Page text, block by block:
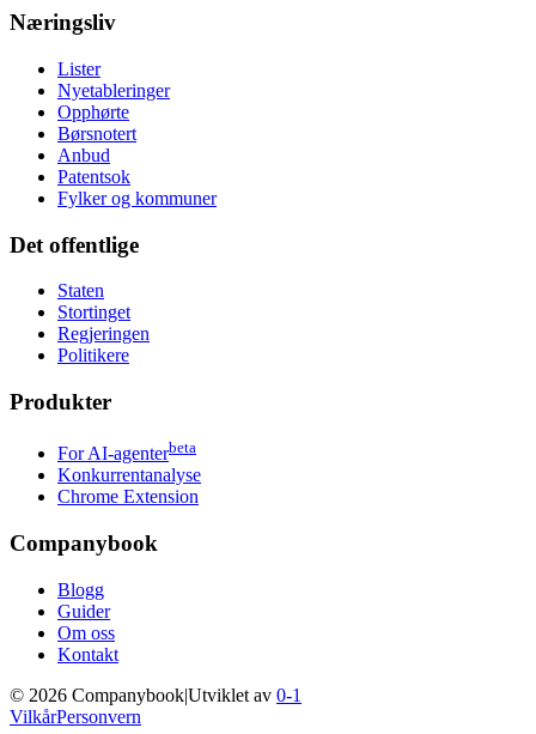
Næringsliv
Lister
Nyetableringer
Opphørte
Børsnotert
Anbud
Patentsok
Fylker og kommuner
Det offentlige
Staten
Stortinget
Regjeringen
Politikere
Produkter
For AI-agenterbeta
Konkurrentanalyse
Chrome Extension
Companybook
Blogg
Guider
Om oss
Kontakt
© 2026 Companybook|Utviklet av 0-1
VilkårPersonvern